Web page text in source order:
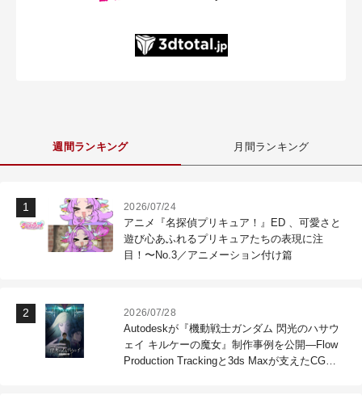
週間ランキング 月間ランキング
2026/07/24
アニメ『名探偵プリキュア！』ED 、可愛さと
遊び心あふれるプリキュアたちの表現に注
目！〜No.3／アニメーション付け篇
2026/07/28
Autodeskが『機動戦士ガンダム 閃光のハサウ
ェイ キルケーの魔女』制作事例を公開―Flow
Production Trackingと3ds Maxが支えたCG制